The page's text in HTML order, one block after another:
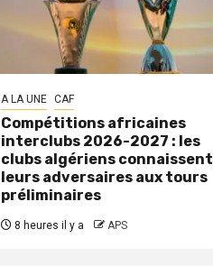
A LA UNE CAF
Compétitions africaines
interclubs 2026-2027 : les
clubs algériens connaissent
leurs adversaires aux tours
préliminaires
8 heures il y a APS